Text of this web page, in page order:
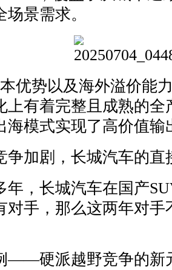
景需求。
优势以及海外溢价能
上有着完整且成熟的
海模式实现了高价值输
争加剧，长城汽车的直
年，长城汽车在国产
对手，那么这两年对
——硬派越野竞争的新